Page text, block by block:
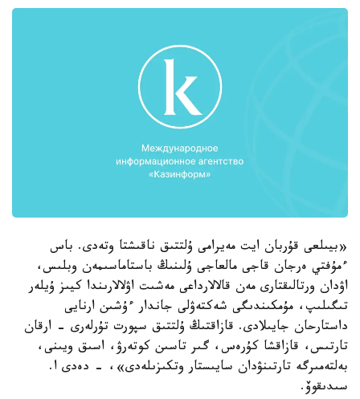
«بيىلعى قۇربان ايت مەيرامى ۇلتتىق ناقىشتا وتەدى. باس
ءمۇفتي ەرجان قاجى مالعاجى ۇلىنىڭ باستاماسىمەن وبلىس،
اۋدان ورتالىقتارى مەن قالالارداعى مەشىت اۋلالارىندا كيىز ۇيلەر
تىگىلىپ، مۇمكىندىگى شەكتەۋلى جاندار ءۇشىن ارنايى
داستارحان جايىلادى. قازاقتىڭ ۇلتتىق سپورت تۇرلەرى - ارقان
تارتىس، قازاقشا كۇرەس، گىر تاسىن كوتەرۋ، اسىق ويىنى،
بەلتەمىرگە تارتىنۋدان سايىستار وتكىزىلەدى»، - دەدى ا.
سىدىقوۆ.